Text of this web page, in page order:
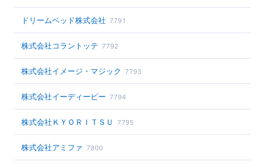
ドリームベッド株式会社 7791
株式会社コラントッテ 7792
株式会社イメージ・マジック 7793
株式会社イーディーピー 7794
株式会社ＫＹＯＲＩＴＳＵ 7795
株式会社アミファ 7800